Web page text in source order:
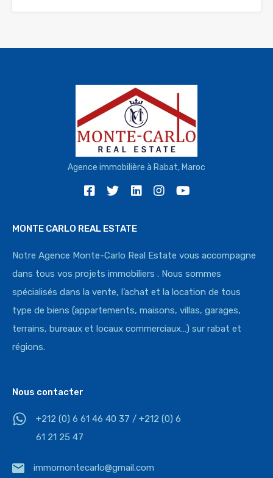
Agence immobilière à Rabat, Maroc
MONTE CARLO REAL ESTATE
Notre Agence Monte-Carlo Real Estate vous accompagne
dans tous vos projets immobiliers . Nous sommes
spécialisés dans la vente, l’achat et la location de tous
type de biens (appartements, maisons, villas, garages,
terrains, bureaux et locaux commerciaux…) sur rabat et
régions.
Nous contacter
+212 (0) 6 61 46 40 37 / +212 (0) 6
61 21 25 47
immomontecarlo@gmail.com